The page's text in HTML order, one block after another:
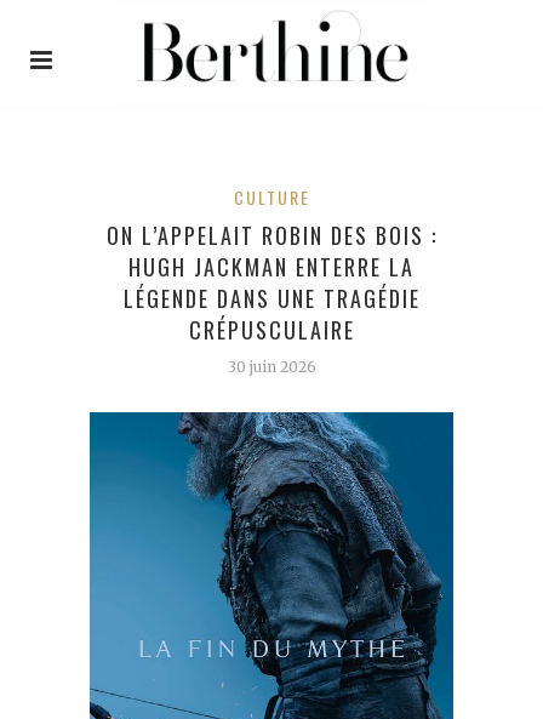
CULTURE
ON L’APPELAIT ROBIN DES BOIS :
HUGH JACKMAN ENTERRE LA
LÉGENDE DANS UNE TRAGÉDIE
CRÉPUSCULAIRE
30 juin 2026